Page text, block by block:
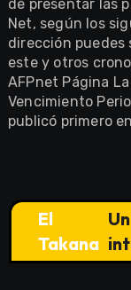
de presentar las
Net, según los
dirección puedes
este y otros
AFPnet Página
Vencimiento
publicó primero
El
Takana